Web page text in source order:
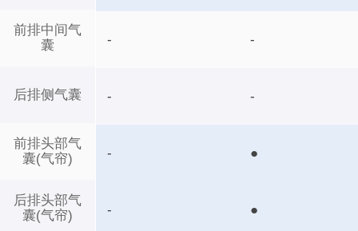
前排中间气
囊
后排侧气囊
前排头部气
囊(气帘)
后排头部气
囊(气帘)
- -
- -
- ●
- ●